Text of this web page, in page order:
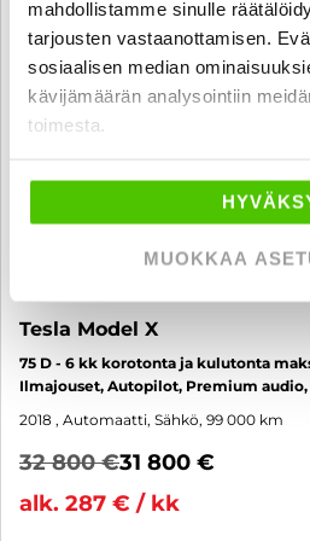
mahdollistamme sinulle
tarjousten vastaanottamisen.
sosiaalisen median
kävijämäärän analysointiin
toimesta.
MUOKKAA
Tesla Model X
75 D - 6 kk korotonta ja kulutonta
Ilmajouset, Autopilot, Premium
2018 , Automaatti, Sähkö, 99 000 km
32 800 €31 800 €
alk. 287 € / kk